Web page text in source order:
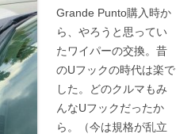
Grande Punto購入時か
ら、やろうと思ってい
たワイパーの交換。昔
のUフックの時代は楽で
した。どのクルマもみ
んなUフックだったか
ら。（今は規格が乱立